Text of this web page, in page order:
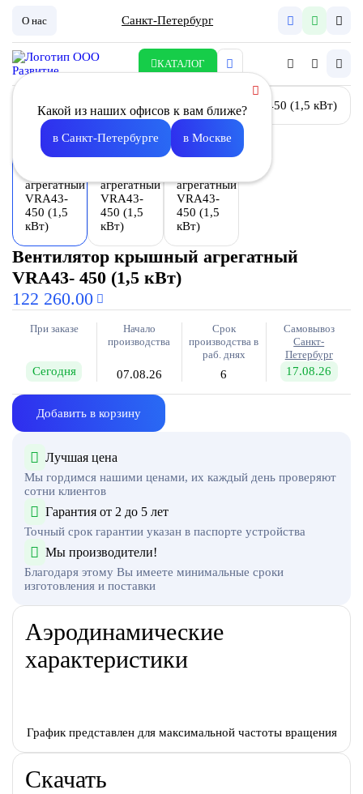
О нас Санкт-Петербург
КАТАЛОГ
Какой из наших офисов к вам ближе?
в Санкт-Петербурге в Москве
Вентилятор крышный агрегатный
VRA43- 450 (1,5 кВт)
122 260.00
При заказе
Сегодня
Начало
производства
07.08.26
Срок
производства в
раб. днях
6
Самовывоз
Санкт-
Петербург
17.08.26
Добавить в корзину
Лучшая цена
Мы гордимся нашими ценами, их каждый день проверяют
сотни клиентов
Гарантия от 2 до 5 лет
Точный срок гарантии указан в паспорте устройства
Мы производители!
Благодаря этому Вы имеете минимальные сроки
изготовления и поставки
Аэродинамические
характеристики
График представлен для максимальной частоты вращения
Скачать